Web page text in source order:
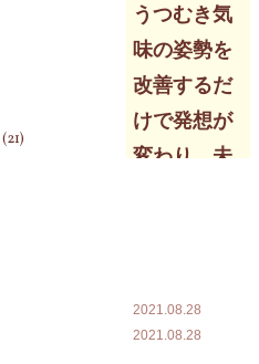
うつむき気
味の姿勢を
改善するだ
けで発想が
変わり、未
2021.08.28
2021.08.28
(21)